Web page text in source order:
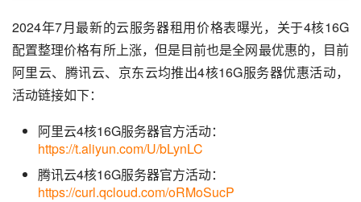
2024年7月最新的云服务器租用价格表曝光，关于4核16G
配置整理价格有所上涨，但是目前也是全网最优惠的，目前
阿里云、腾讯云、京东云均推出4核16G服务器优惠活动，
活动链接如下：
阿里云4核16G服务器官方活动：
https://t.aliyun.com/U/bLynLC
腾讯云4核16G服务器官方活动：
https://curl.qcloud.com/oRMoSucP